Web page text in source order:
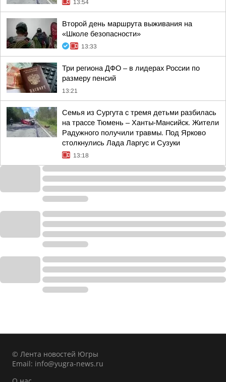
13:54
Второй день маршрута выживания на
«Школе безопасности»
13:33
Три региона ДФО – в лидерах России по
размеру пенсий
13:21
Семья из Сургута с тремя детьми разбилась
на трассе Тюмень – Ханты-Мансийск. Жители
Радужного получили травмы. Под Ярково
столкнулись Лада Ларгус и Сузуки
13:18
© Лента новостей Югры
Email: info@yugra-news.ru